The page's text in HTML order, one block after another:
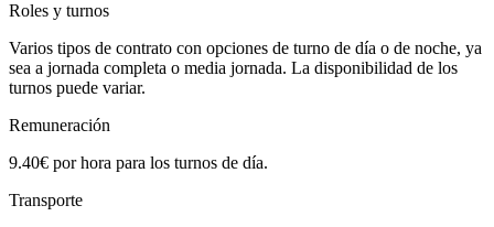
Roles y turnos
Varios tipos de contrato con opciones de turno de día o de noche, ya
sea a jornada completa o media jornada. La disponibilidad de los
turnos puede variar.
Remuneración
9.40€ por hora para los turnos de día.
Transporte